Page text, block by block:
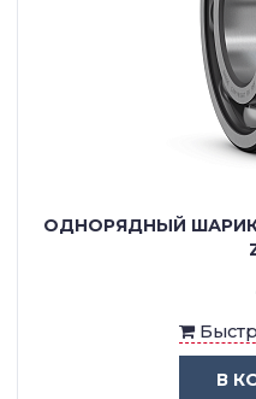
ОДНОРЯДНЫЙ
В